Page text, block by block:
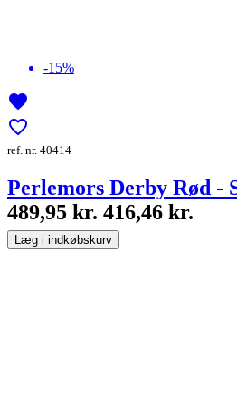
-15%
favorite
favorite_border
ref. nr. 40414
Perlemors Derby Rød -
489,95 kr. 416,46 kr.
Læg i indkøbskurv